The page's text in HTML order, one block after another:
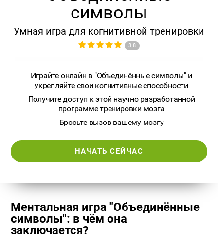
символы
Умная игра для когнитивной тренировки
3.8
Играйте онлайн в "Объединённые символы" и
укрепляйте свои когнитивные способности
Получите доступ к этой научно разработанной
программе тренировки мозга
Бросьте вызов вашему мозгу
НАЧАТЬ СЕЙЧАС
Ментальная игра "Объединённые
символы": в чём она
заключается?